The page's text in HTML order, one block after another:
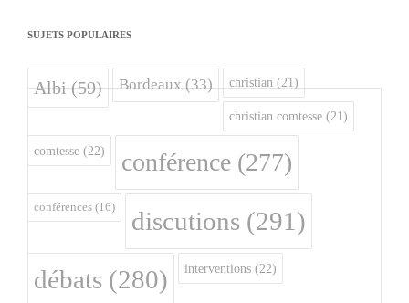
SUJETS POPULAIRES
Albi(59) Bordeaux(33) christian (21)
christian comtesse (21)
comtesse (22) conférence (277)
conférences (16) discutions (291)
débats (280) interventions (22)